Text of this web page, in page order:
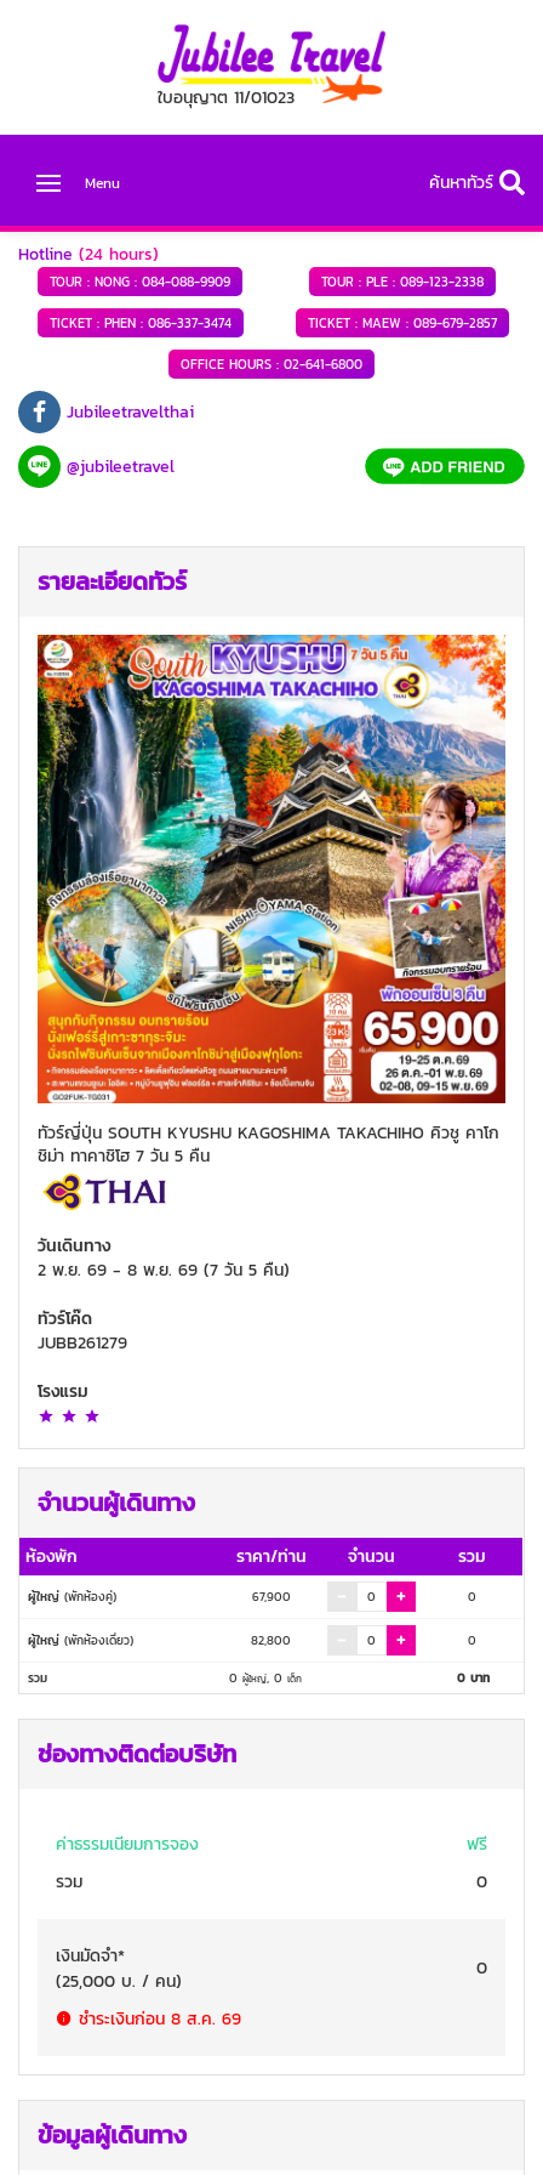
ใบอนุญาต 11/01023
Menu ค้นหาทัวร์
Hotline (24 hours)
TOUR : NONG : 084-088-9909 TOUR : PLE : 089-123-2338
TICKET : PHEN :086-337-3474 TICKET : MAEW : 089-679-2857
OFFICE HOURS : 02-641-6800
Jubileetravelthai
@jubileetravel
รายละเอียดทัวร์
ทัวร์ญี่ปุ่น SOUTH KYUSHU KAGOSHIMA TAKACHIHO คิวชู คาโก
ชิม่า ทาคาชิโฮ 7 วัน 5 คืน
วันเดินทาง
2 พ.ย. 69 - 8 พ.ย. 69 (7 วัน 5 คืน)
ทัวร์โค๊ด
JUBB261279
โรงแรม
จำนวนผู้เดินทาง
ห้องพัก ราคา/ท่าน จำนวน รวม
ผู้ใหญ่ (พักห้องคู่) 67,900 0
ผู้ใหญ่ (พักห้องเดี่ยว) 82,800 0
รวม 0 ผู้ใหญ่, 0 เด็ก 0 บาท
ช่องทางติดต่อบริษัท
ค่าธรรมเนียมการจอง
ฟรี
รวม
0
เงินมัดจำ*
(25,000 บ. / คน)
0
ชำระเงินก่อน 8 ส.ค. 69
ข้อมูลผู้เดินทาง